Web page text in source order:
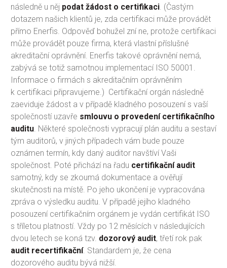
následně u něj podat žádost o certifikaci . (Častým
dotazem našich klientů je, zda certifikaci může provádět
přímo Enerfis. Odpověď bohužel zní ne, protože certifikaci
může provádět pouze firma, která vlastní příslušné
akreditační oprávnění. Enerfis takové oprávnění nemá,
zabývá se totiž samotnou implementací ISO 50001.
Informace o firmách s akreditačním oprávněním
k certifikaci připravujeme.) Certifikační orgán následně
zaeviduje žádost a v případě kladného posouzení s vaší
společností uzavře smlouvu o provedení certifikačního
auditu . Některé společnosti vypracují plán auditu a sestaví
tým auditorů, v jiných případech vám bude pouze
oznámen termín, kdy daný auditor navštíví Vaši
společnost. Poté přichází na řadu certifikační audit
samotný, kdy se zkoumá dokumentace a ověřují
skutečnosti na místě. Po jeho ukončení je vypracována
zpráva o výsledku auditu. V případě jejího kladného
posouzení certifikačním orgánem je vydán certifikát ISO
s tříletou platností. Vždy po 12 měsících v následujících
dvou letech se koná tzv. dozorový audit, třetí rok pak
audit recertifikační. Standardem je, že cena
dozorového auditu bývá nižší.